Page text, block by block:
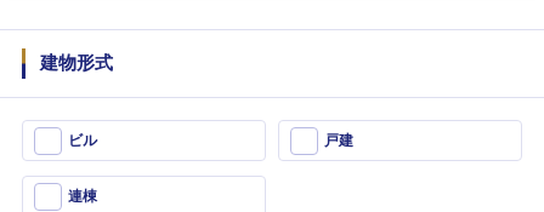
建物形式
ビル 戸建
連棟